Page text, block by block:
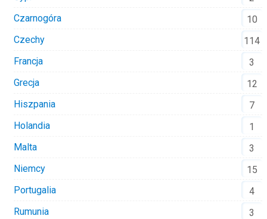
Czarnogóra
10
Czechy
114
Francja
3
Grecja
12
Hiszpania
7
Holandia
1
Malta
3
Niemcy
15
Portugalia
4
Rumunia
3